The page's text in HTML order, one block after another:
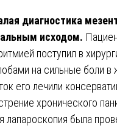
диагностика
исходом.
поступил в
на сильные боли в
его лечили
хронического
лапароскопия была